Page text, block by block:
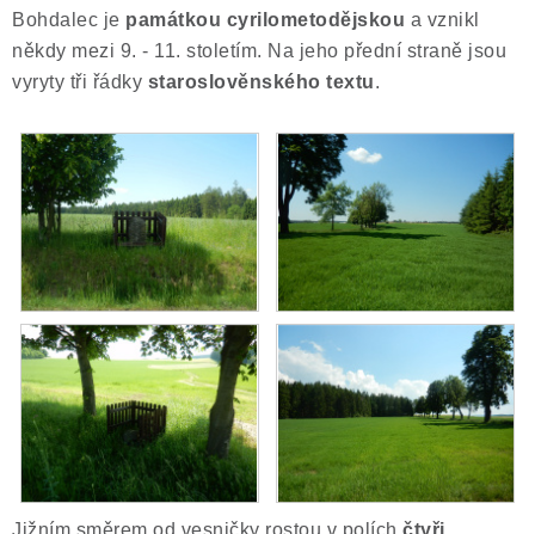
Bohdalec je památkou cyrilometodějskou a vznikl
někdy mezi 9. - 11. stoletím. Na jeho přední straně jsou
vyryty tři řádky staroslověnského textu.